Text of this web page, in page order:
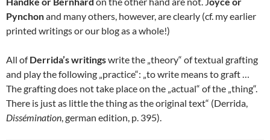
Pynchonand many others, however, are clearly (cf. my earlier
printed writings or our blog as a whole!)
All ofDerrida’s writingswrite the „theory“ of textual grafting
and play the following „practice“: „to write means to graft …
The grafting does not take place on the „actual“ of the „thing“.
There is just as little the thing as the original text“ (Derrida,
Dissémination, german edition, p. 395).